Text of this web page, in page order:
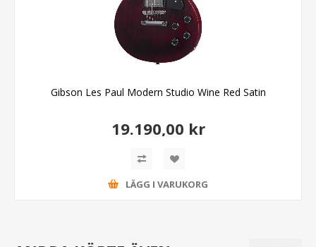
Gibson Les Paul Modern Studio Wine Red Satin
19.190,00 kr
LÄGG I VARUKORG